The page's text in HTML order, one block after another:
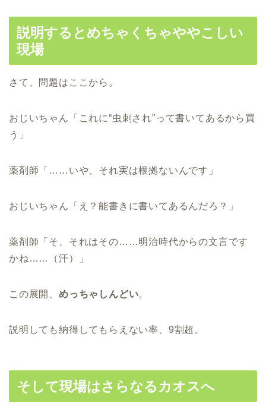
説明するとめちゃくちゃややこしい
現場
さて、問題はここから。
おじいちゃん「これに“虫刺され”って書いてあるから買
う」
薬剤師「……いや、それ実は根拠ないんです」
おじいちゃん「え？能書きに書いてあるんだろ？」
薬剤師「そ、それはその……明治時代からの文言です
かね……（汗）」
この展開、 めっちゃしんどい。
説明しても納得してもらえない率、9割超。
そして現場はさらなるカオスへ